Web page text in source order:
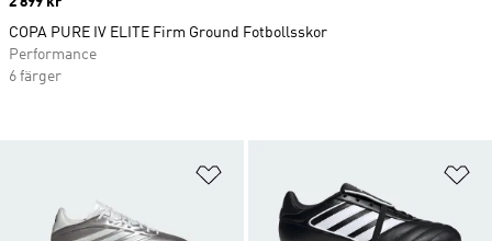
COPA PURE IV ELITE Firm Ground Fotbollsskor
Performance
6 färger